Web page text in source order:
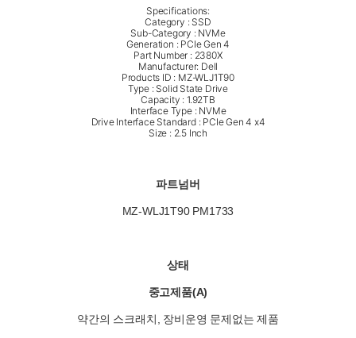
Specifications:
Category : SSD
Sub-Category : NVMe
Generation : PCIe Gen 4
Part Number : 2380X
Manufacturer: Dell
Products ID : MZ-WLJ1T90
Type : Solid State Drive
Capacity : 1.92TB
Interface Type : NVMe
Drive Interface Standard : PCIe Gen 4 x4
Size : 2.5 Inch
파트넘버
MZ-WLJ1T90 PM1733
상태
중고제품(A)
약간의 스크래치, 장비운영 문제없는 제품